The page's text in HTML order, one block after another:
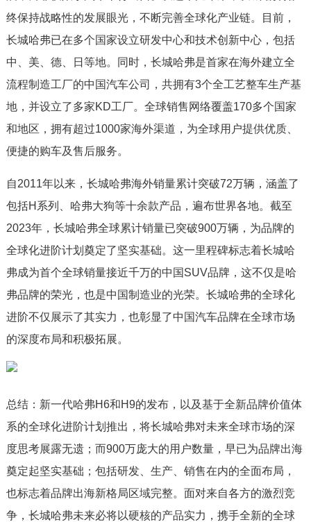
终保持战略性的发展眼光，不断完善全球化产业链。目前，
长城哈弗已在多个国家设立研发中心和技术创新中心，包括
中、美、德、日等地。同时，长城哈弗是首家在海外建立全
流程制造工厂的中国汽车公司，共拥有3个全工艺整车生产基
地，并设立了多家KD工厂。全球销售网络覆盖170多个国家
和地区，拥有超过1000家海外渠道，为全球用户提供优质、
便捷的购车及售后服务。
自2011年以来，长城哈弗海外销量累计突破72万辆，涵盖了
包括H系列、哈弗大狗等十余款产品，遍布世界各地。截至
2023年，长城哈弗全球累计销量已突破900万辆，为品牌的
全球化进阶计划奠定了坚实基础。这一里程碑标志着长城哈
弗成为首个全球销量接近千万的中国SUV品牌，这不仅是哈
弗品牌的荣光，也是中国制造业的光荣。长城哈弗的全球化
进阶不仅展示了其实力，也彰显了中国汽车品牌在全球市场
的深度布局和积极拓展。
总结：新一代哈弗H6和H9的发布，以及基于全新品牌价值体
系的全球化进阶计划推出，将长城哈弗对未来全球市场的深
度思考展露无遗；而900万庞大的用户数量，早已为品牌出海
奠定起坚实基础；包括研发、生产、销售在内的全面布局，
也标志着品牌出海新格局区域完整。面对来自各方的激烈竞
争，长城哈弗未来必将以硬核的产品实力，携手全新的全球